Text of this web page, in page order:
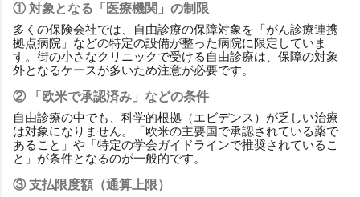
① 対象となる「医療機関」の制限
多くの保険会社では、自由診療の保障対象を「がん診療連携
拠点病院」などの特定の設備が整った病院に限定していま
す。街の小さなクリニックで受ける自由診療は、保障の対象
外となるケースが多いため注意が必要です。
② 「欧米で承認済み」などの条件
自由診療の中でも、科学的根拠（エビデンス）が乏しい治療
は対象になりません。「欧米の主要国で承認されている薬で
あること」や「特定の学会ガイドラインで推奨されているこ
と」が条件となるのが一般的です。
③ 支払限度額（通算上限）